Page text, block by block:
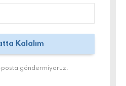
posta göndermiyoruz.